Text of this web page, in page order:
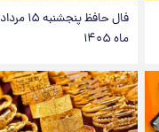
فال حافظ پنجشنبه ۱۵ مرداد
ماه ۱۴۰۵